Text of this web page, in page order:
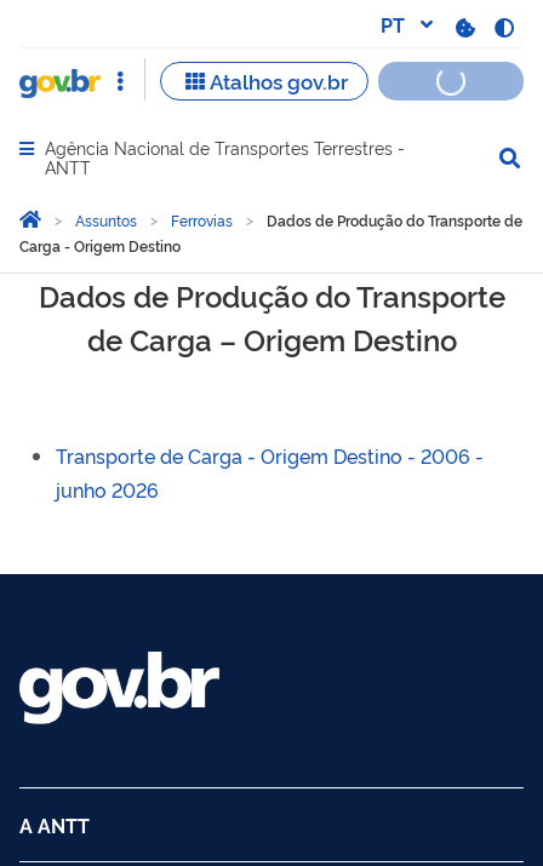
Abrir menu principal de navegação
Agência Nacional de Transportes Terrestres -
ANTT
Você está aqui:
Página Inicial
Assuntos Ferrovias
Dados de Produção do Transporte de
Carga - Origem Destino
Dados de Produção do
Dados de Produção do Transporte
de Carga – Origem Destino
Transporte de Carga - Origem Destino - 2006 -
junho 2026
A ANTT